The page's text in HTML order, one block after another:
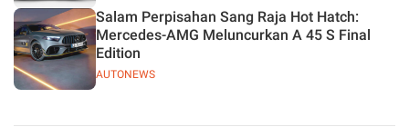
AUTONEWS
Salam Perpisahan Sang Raja Hot Hatch:
Mercedes-AMG Meluncurkan A 45 S Final
Edition